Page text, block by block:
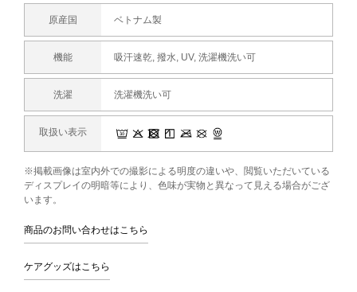
原産国 ベトナム製
機能 吸汗速乾, 撥水, UV, 洗濯機洗い可
洗濯 洗濯機洗い可
取扱い表示
※掲載画像は室内外での撮影による明度の違いや、閲覧いただいている
ディスプレイの明暗等により、色味が実物と異なって見える場合がござ
います。
商品のお問い合わせはこちら
ケアグッズはこちら